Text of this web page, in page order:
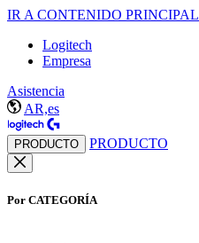
IR A CONTENIDO PRINCIPAL
Logitech
Empresa
Asistencia
AR,es
PRODUCTO PRODUCTO
Por CATEGORÍA